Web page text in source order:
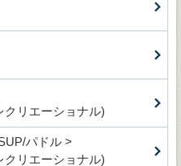
クリエーショナル)
パドル >
クリエーショナル)